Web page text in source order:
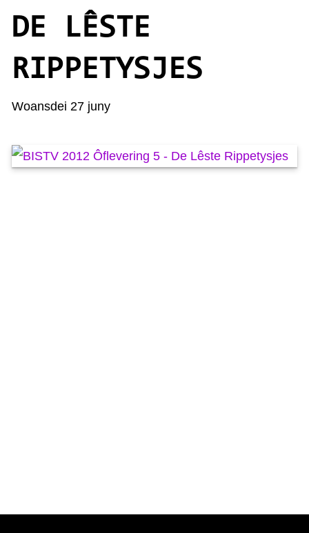
GASTEBOEK
DE LÊSTE
RIPPETYSJES
Woansdei 27 juny